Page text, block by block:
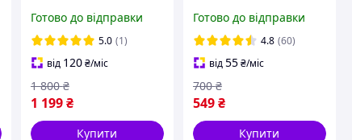
стайлер для волосся
Grunhelm, Утюжок для
волосся з
Готово до відправки
5.0 (1)
від 120 ₴/міс
1 199 ₴
1 800 ₴
Купити
Geemy GM-1988
Готово до відправки
4.8 (60)
від55₴/міс
549₴
700 ₴
Купити